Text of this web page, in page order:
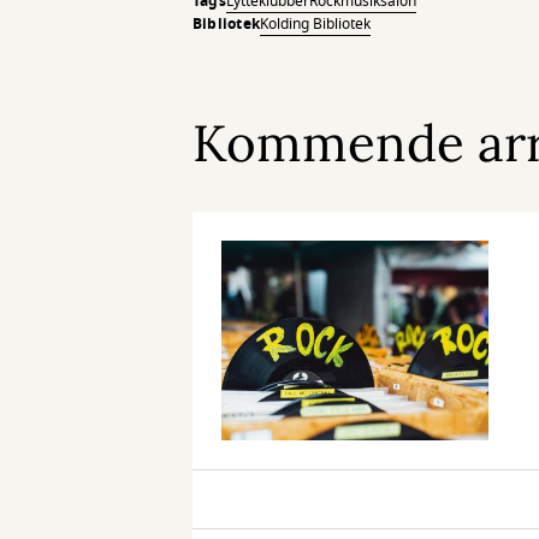
BibliotekKolding Bibliotek
Kommende